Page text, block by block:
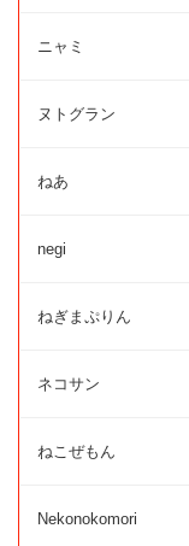
ニャミ
ヌトグラン
ねあ
negi
ねぎまぷりん
ネコサン
ねこぜもん
Nekonokomori